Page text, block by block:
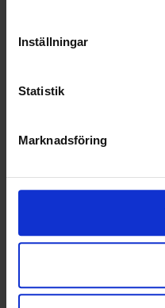
Inställningar
Statistik
Marknadsföring
KUNDTJÄNST
info@ohlssons.se